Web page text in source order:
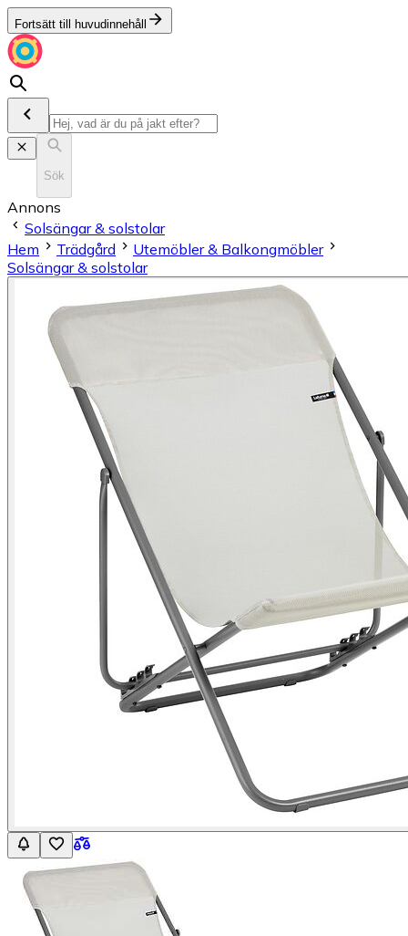
Fortsätt till huvudinnehåll
Sök
Annons
Solsängar & solstolar
Hem
Trädgård
Utemöbler & Balkongmöbler
Solsängar & solstolar